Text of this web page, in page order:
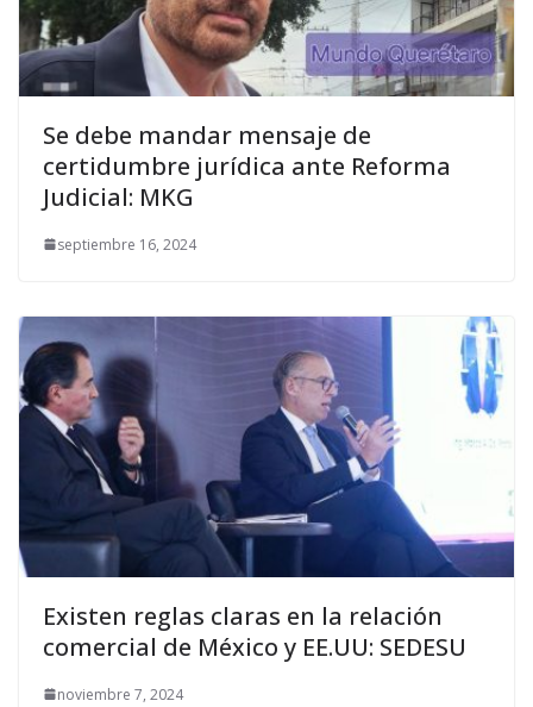
Se debe mandar mensaje de
certidumbre jurídica ante Reforma
Judicial: MKG
septiembre 16, 2024
Existen reglas claras en la relación
comercial de México y EE.UU: SEDESU
noviembre 7, 2024